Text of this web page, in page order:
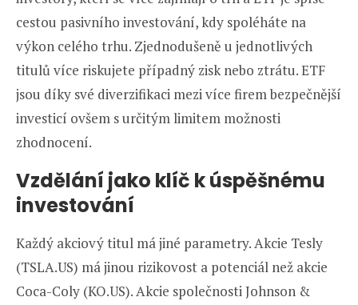
cestou pasivního investování, kdy spoléháte na
výkon celého trhu. Zjednodušeně u jednotlivých
titulů více riskujete případný zisk nebo ztrátu. ETF
jsou díky své diverzifikaci mezi více firem bezpečnější
investicí ovšem s určitým limitem možnosti
zhodnocení.
Vzdělání jako klíč k úspěšnému
investování
Každý akciový titul má jiné parametry. Akcie Tesly
(TSLA.US) má jinou rizikovost a potenciál než akcie
Coca-Coly (KO.US). Akcie společnosti Johnson &